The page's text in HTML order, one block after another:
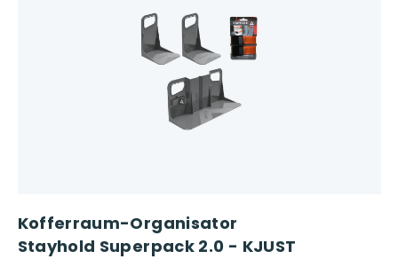
Kofferraum-Organisator
Stayhold Superpack 2.0 - KJUST